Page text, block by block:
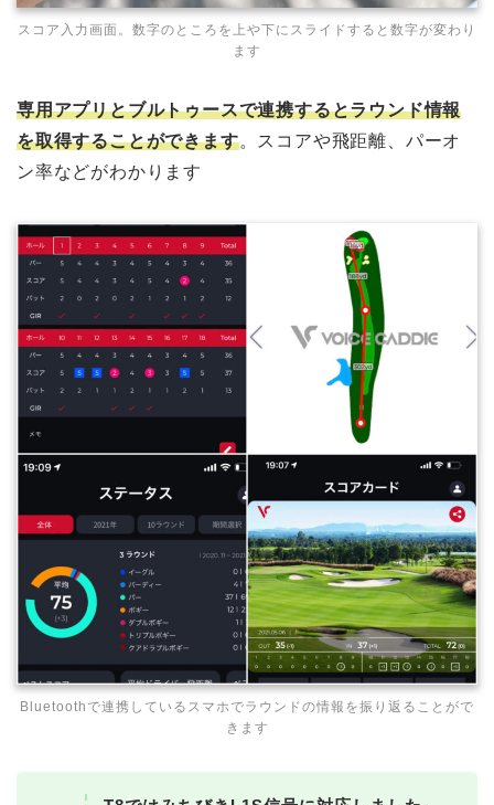
スコア入力画面。数字のところを上や下にスライドすると数字が変わり
ます
専用アプリとブルトゥースで連携するとラウンド情報
を取得することができます。スコアや飛距離、パーオ
ン率などがわかります
Bluetoothで連携しているスマホでラウンドの情報を振り返ることがで
きます